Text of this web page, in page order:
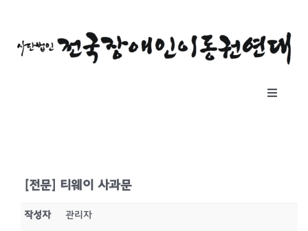
Toggle
공지사항
[전문] 티웨이 사과문
작성자 관리자